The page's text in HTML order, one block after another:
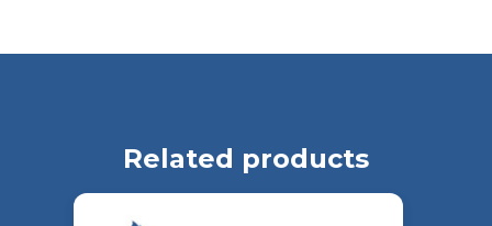
Related products